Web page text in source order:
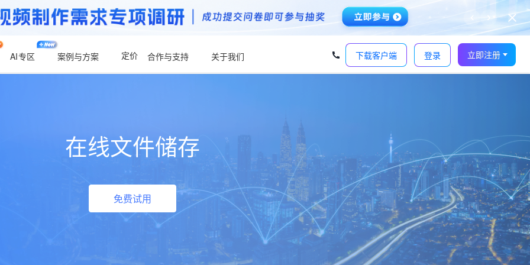
‹ ›
AI专区 案例与方案 定价 合作与支持 关于我们 下载客户端 登录 立即注册
在线文件储存
免费试用